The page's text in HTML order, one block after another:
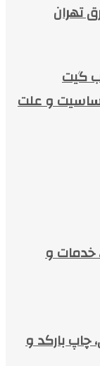
تهران
گیت
و علت
خدمات و
چاپ بارکد و